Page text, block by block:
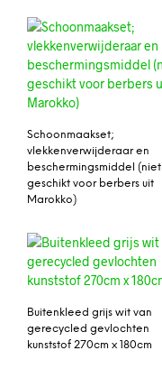
Schoonmaakset;
vlekkenverwijderaar en
beschermingsmiddel (niet
geschikt voor berbers uit
Marokko)
Buitenkleed grijs wit van
gerecycled gevlochten
kunststof 270cm x 180cm